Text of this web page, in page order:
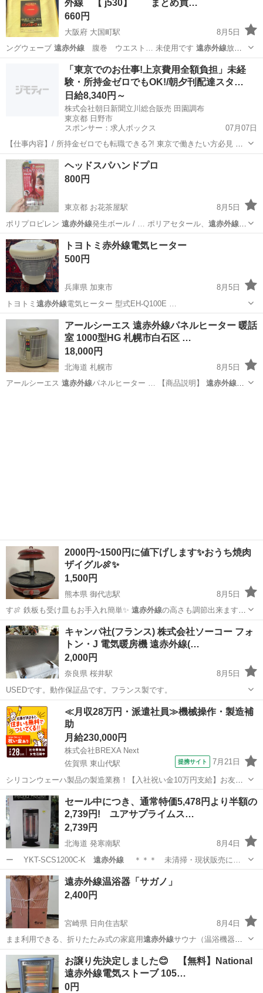
外線 【 j530】 まとめ買…
660円
大阪府 大国町駅
8月5日
ングウェーブ 遠赤外線 腹巻 ウエスト… 未使用です 遠赤外線放射
性セラミック… 身体から出る遠赤外線を吸収し、熱エネ… え 保温
遠赤 セラミッ…
大国町駅 その他 遠赤外線
「東京でのお仕事!上京費用全額負担」未経
験・所持金ゼロでもOK!/朝夕刊配達スタ…
日給8,340円～
株式会社朝日新聞立川総合販売 田園調布
東京都 日野市
スポンサー：求人ボックス
07月07日
【仕事内容】/ 所持金ゼロでも転職できる?! 東京で働きたい方必見 即
日入居可!家具家電付きの寮・社宅あり! 引っ越しや上京の費用は”すべ
て”負担します 必ず面接!電話面接もOK! 魅力ポイント 家具家電付きの
寮・社宅を完備 無資...
アルバイト・パート
ヘッドスパハンドプロ
800円
東京都 お花茶屋駅
8月5日
ポリプロピレン 遠赤外線発生ボール / … ポリアセタール、 遠赤外線発
生鉱石 ●耐熱…
東京 葛飾区 お花茶屋駅 マッサージ器
トヨトミ赤外線電気ヒーター
500円
兵庫県 加東市
8月5日
トヨトミ 遠赤外線電気ヒーター 型式EH-Q100E …
兵庫 加東市 季節、空調家電
アールシーエス 遠赤外線パネルヒーター 暖話
室 1000型HG 札幌市白石区 …
18,000円
北海道 札幌市
8月5日
アールシーエス 遠赤外線パネルヒーター … 【商品説明】 遠赤外線パ
2000円~1500円に値下げします✨おうち焼肉
ザイグル🍖✨
1,500円
熊本県 御代志駅
8月5日
す🍖 鉄板も受け皿もお手入れ簡単✨ 遠赤外線の高さも調節出来ますよ
😀 コンセント…
熊本 菊池市 御代志駅 ザイグル
キャンパ社(フランス) 株式会社ソーコー フォ
トン・J 電気暖房機 遠赤外線(…
2,000円
奈良県 桜井駅
8月5日
USEDです。動作保証品です。フランス製です。
奈良 桜井市 桜井駅 季節、空調家電 フォトン
≪月収28万円・派遣社員≫機械操作・製造補
助
月給230,000円
株式会社BREXA Next
佐賀県 東山代駅
提携サイト 7月21日
シリコンウェーハ製品の製造業務！【入社祝い金10万円支給】お友達
やカップルとの応募OK◎年間休日129日＆休出なしでプライベート充
実♪業務はクリーンルームで快適作業◎自社正社員登用制度あり★1食
300円～の格安食堂あり！《佐...
佐賀 伊万里市 東山代駅 その他
セール中につき、通常特価5,478円より半額の
2,739円! ユアサプライムス…
2,739円
北海道 発寒南駅
8月4日
ー YKT-SCS1200C-K 遠赤外線 ＊＊＊ 未清掃・現状販売に…
北海道 札幌市 発寒南駅 季節、空調家電
遠赤外線温浴器「サガノ」
2,400円
宮崎県 日向住吉駅
8月4日
まま利用できる、折りたたみ式の家庭用遠赤外線サウナ（温浴機器）
です。 …
宮崎 宮崎市 日向住吉駅 その他 遠赤外線
お譲り先決定しました😊 【無料】National
遠赤外線電気ストーブ 105…
0円